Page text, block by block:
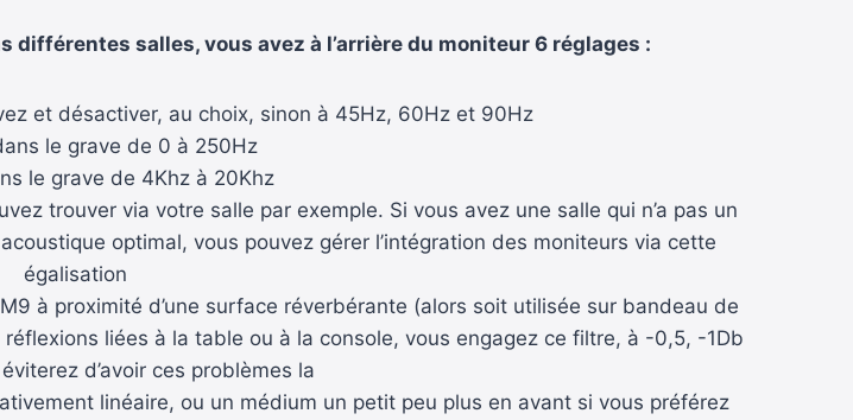
différentes salles, vous avez à l’arrière du moniteur 6 réglages :
et désactiver, au choix, sinon à 45Hz, 60Hz et 90Hz
le grave de 0 à 250Hz
le grave de 4Khz à 20Khz
trouver via votre salle par exemple. Si vous avez une salle qui n’a pas un
optimal, vous pouvez gérer l’intégration des moniteurs via cette
égalisation
à proximité d’une surface réverbérante (alors soit utilisée sur bandeau de
liées à la table ou à la console, vous engagez ce filtre, à -0,5, -1Db
d’avoir ces problèmes la
linéaire, ou un médium un petit peu plus en avant si vous préférez